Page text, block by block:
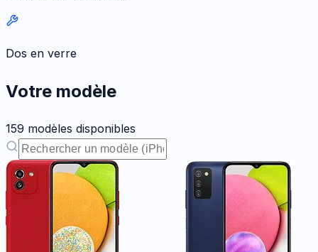
Dos en verre
Votre modèle
159 modèles disponibles